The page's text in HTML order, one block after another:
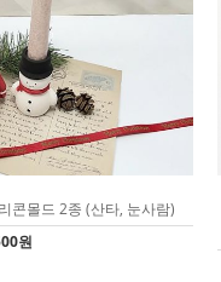
콘몰드 2종 (산타, 눈사람)
원